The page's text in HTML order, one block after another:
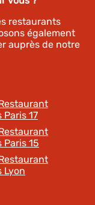
restaurants
également
auprès de notre
17
15
Lyon